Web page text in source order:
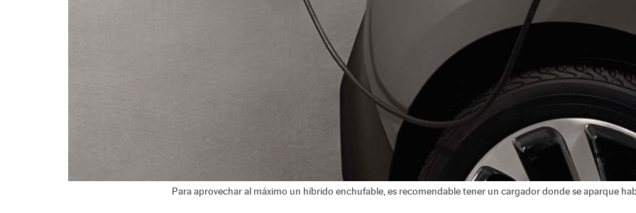
Para aprovechar al máximo un híbrido enchufable, es recomendable tener un cargador donde se aparque